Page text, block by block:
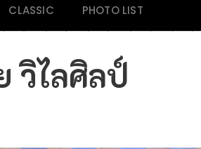
CLASSIC PHOTO LIST
วิไลศิลป์